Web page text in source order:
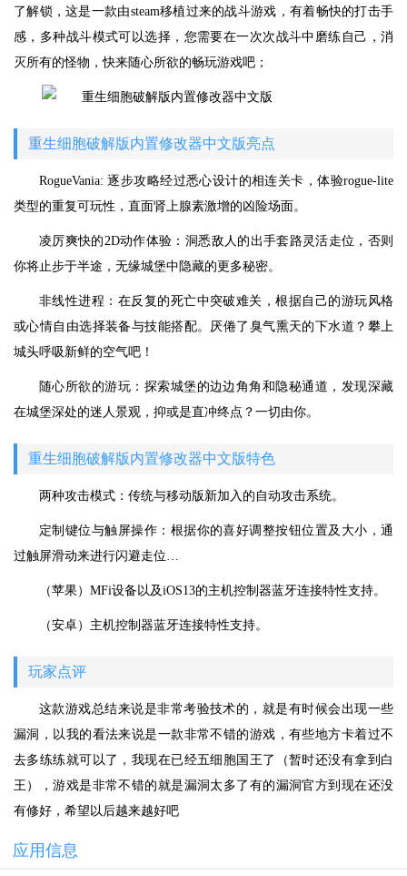
了解锁，这是一款由steam移植过来的战斗游戏，有着畅快的打击手
感，多种战斗模式可以选择，您需要在一次次战斗中磨练自己，消
灭所有的怪物，快来随心所欲的畅玩游戏吧；
重生细胞破解版内置修改器中文版亮点
RogueVania: 逐步攻略经过悉心设计的相连关卡，体验rogue-lite
类型的重复可玩性，直面肾上腺素激增的凶险场面。
凌厉爽快的2D动作体验：洞悉敌人的出手套路灵活走位，否则
你将止步于半途，无缘城堡中隐藏的更多秘密。
非线性进程：在反复的死亡中突破难关，根据自己的游玩风格
或心情自由选择装备与技能搭配。厌倦了臭气熏天的下水道？攀上
城头呼吸新鲜的空气吧！
随心所欲的游玩：探索城堡的边边角角和隐秘通道，发现深藏
在城堡深处的迷人景观，抑或是直冲终点？一切由你。
重生细胞破解版内置修改器中文版特色
两种攻击模式：传统与移动版新加入的自动攻击系统。
定制键位与触屏操作：根据你的喜好调整按钮位置及大小，通
过触屏滑动来进行闪避走位…
（苹果）MFi设备以及iOS13的主机控制器蓝牙连接特性支持。
（安卓）主机控制器蓝牙连接特性支持。
玩家点评
这款游戏总结来说是非常考验技术的，就是有时候会出现一些
漏洞，以我的看法来说是一款非常不错的游戏，有些地方卡着过不
去多练练就可以了，我现在已经五细胞国王了（暂时还没有拿到白
王），游戏是非常不错的就是漏洞太多了有的漏洞官方到现在还没
有修好，希望以后越来越好吧
应用信息